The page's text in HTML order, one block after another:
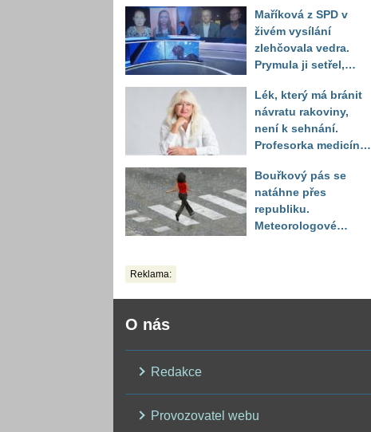
Maříková z SPD v
živém vysílání
zlehčovala vedra.
Prymula ji setřel,
číslo
Lék, který má bránit
návratu rakoviny,
není k sehnání.
Profesorka medicíny
pacientka
Bouřkový pás se
natáhne přes
republiku.
Meteorologové
Reklama:
O nás
Redakce
Provozovatel webu